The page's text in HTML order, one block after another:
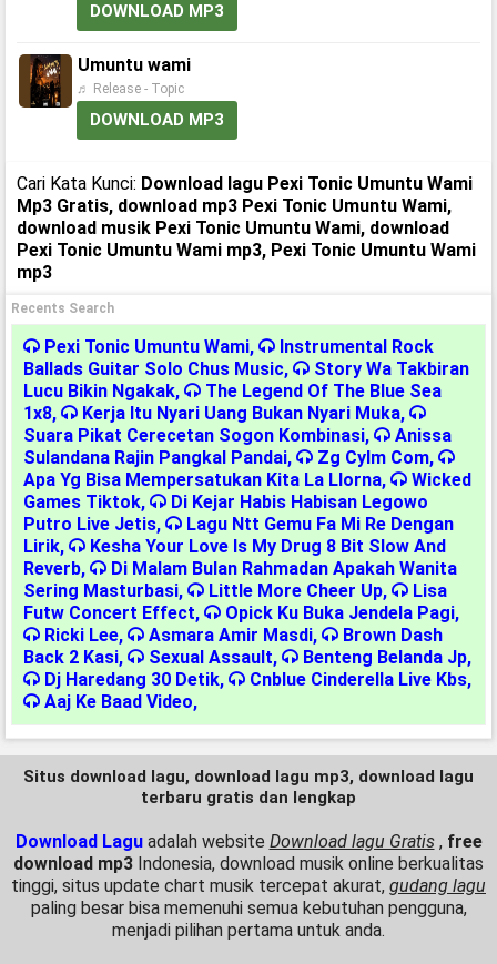
DOWNLOAD MP3
Umuntu wami
♬ Release - Topic
DOWNLOAD MP3
Cari Kata Kunci: Download lagu Pexi Tonic Umuntu Wami
Mp3 Gratis, download mp3 Pexi Tonic Umuntu Wami,
download musik Pexi Tonic Umuntu Wami, download
Pexi Tonic Umuntu Wami mp3, Pexi Tonic Umuntu Wami
mp3
Recents Search
Pexi Tonic Umuntu Wami,
Instrumental Rock
Ballads Guitar Solo Chus Music,
Story Wa Takbiran
Lucu Bikin Ngakak,
The Legend Of The Blue Sea
1x8, Kerja Itu Nyari Uang Bukan Nyari Muka,
Suara Pikat Cerecetan Sogon Kombinasi,
Anissa
Sulandana Rajin Pangkal Pandai, Zg Cylm Com,
Apa Yg Bisa Mempersatukan Kita La Llorna,
Wicked
Games Tiktok,
Di Kejar Habis Habisan Legowo
Putro Live Jetis,
Lagu Ntt Gemu Fa Mi Re Dengan
Lirik,
Kesha Your Love Is My Drug 8 Bit Slow And
Reverb,
Di Malam Bulan Rahmadan Apakah Wanita
Sering Masturbasi, Little More Cheer Up,
Lisa
Futw Concert Effect, Opick Ku Buka Jendela Pagi,
Ricki Lee, Asmara Amir Masdi,
Brown Dash
Back 2 Kasi, Sexual Assault, Benteng Belanda Jp,
Dj Haredang 30 Detik, Cnblue Cinderella Live Kbs,
Aaj Ke Baad Video,
Situs download lagu, download lagu mp3, download lagu
terbaru gratis dan lengkap
Download Lagu adalah website Download lagu Gratis , free
download mp3 Indonesia, download musik online berkualitas
tinggi, situs update chart musik tercepat akurat, gudang lagu
paling besar bisa memenuhi semua kebutuhan pengguna,
menjadi pilihan pertama untuk anda.